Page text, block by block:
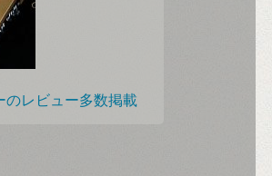
のレビュー多数掲載